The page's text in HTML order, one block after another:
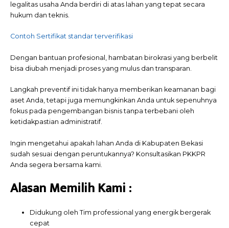
legalitas usaha Anda berdiri di atas lahan yang tepat secara
hukum dan teknis.
Contoh Sertifikat standar terverifikasi
Dengan bantuan profesional, hambatan birokrasi yang berbelit
bisa diubah menjadi proses yang mulus dan transparan.
Langkah preventif ini tidak hanya memberikan keamanan bagi
aset Anda, tetapi juga memungkinkan Anda untuk sepenuhnya
fokus pada pengembangan bisnis tanpa terbebani oleh
ketidakpastian administratif.
Ingin mengetahui apakah lahan Anda di Kabupaten Bekasi
sudah sesuai dengan peruntukannya? Konsultasikan PKKPR
Anda segera bersama kami.
Alasan MemilihKami:
Didukung oleh Tim professional yang energik bergerak
cepat